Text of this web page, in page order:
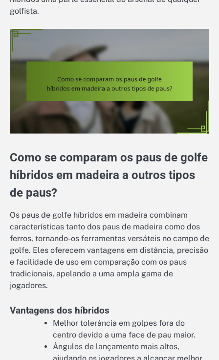
golfista.
Como se comparam os paus de golfe
híbridos em madeira a outros tipos
de paus?
Os paus de golfe híbridos em madeira combinam
características tanto dos paus de madeira como dos
ferros, tornando-os ferramentas versáteis no campo de
golfe. Eles oferecem vantagens em distância, precisão
e facilidade de uso em comparação com os paus
tradicionais, apelando a uma ampla gama de
jogadores.
Vantagens dos híbridos
Melhor tolerância em golpes fora do
centro devido a uma face de pau maior.
Ângulos de lançamento mais altos,
ajudando os jogadores a alcançar melhor